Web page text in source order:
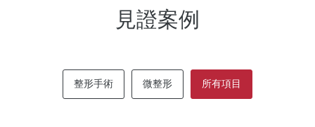
見證案例
整形手術 微整形 所有項目